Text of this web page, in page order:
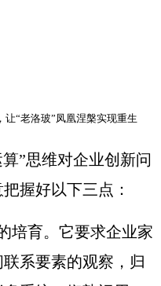
让“老洛玻”凤凰涅槃实现重生
”思维对企业创新问
握好以下三点：
培育。它要求企业家
系要素的观察，归